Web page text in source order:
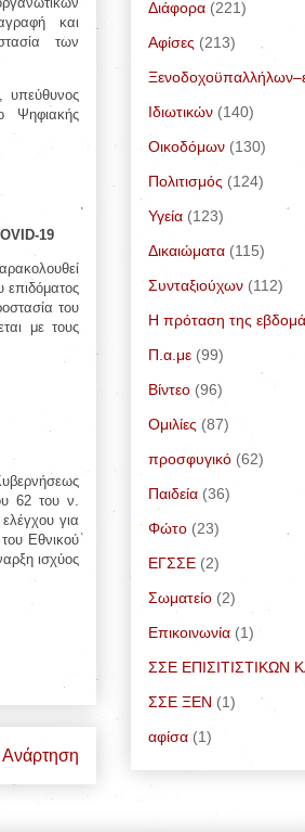
και
των
υπεύθυνος
Ψηφιακής
19
επιδόματος
του
με τους
62 του ν.
για
Εθνικού
ισχύος
Ανάρτηση
Διάφορα (221)
Αφίσες (213)
Ιδιωτικών (140)
Οικοδόμων (130)
Πολιτισμός (124)
Υγεία (123)
Δικαιώματα (115)
Συνταξιούχων (112)
Η πρόταση της
Π.α.με (99)
Bίντεο (96)
Ομιλίες (87)
προσφυγικό (62)
Παιδεία (36)
Φώτο (23)
ΕΓΣΣΕ (2)
Σωματείο (2)
Επικοινωνία (1)
ΣΣΕ ΕΠΙΣΙΤΙΣΤΙΚΩΝ
ΣΣΕ ΞΕΝ (1)
αφίσα (1)